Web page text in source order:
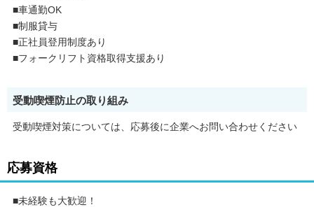
■車通勤OK
■制服貸与
■正社員登用制度あり
■フォークリフト資格取得支援あり
受動喫煙防止の取り組み
受動喫煙対策については、応募後に企業へお問い合わせください
応募資格
■未経験も大歓迎！